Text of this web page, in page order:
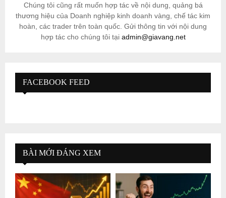
Chúng tôi cũng rất muốn hợp tác về nội dung, quảng bá
thương hiệu của Doanh nghiệp kinh doanh vàng, chế tác kim
hoàn, các trader trên toàn quốc. Gửi thông tin với nội dung
hợp tác cho chúng tôi tại admin@giavang.net
FACEBOOK FEED
BÀI MỚI ĐÁNG XEM